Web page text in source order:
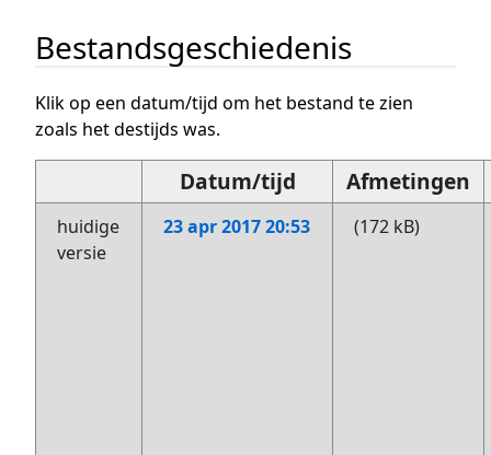
Bestandsgeschiedenis
Klik op een datum/tijd om het bestand te zien
zoals het destijds was.
Datum/tijd Afmetingen
huidige
versie
23 apr 2017 20:53 (172 kB)